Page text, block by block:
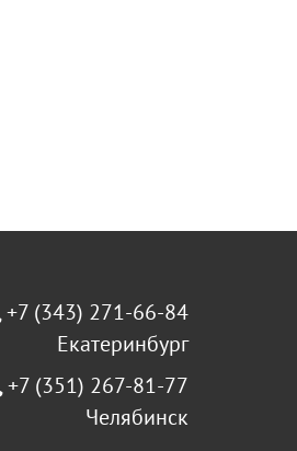
+7 (343) 271-66-84
Екатеринбург
+7 (351) 267-81-77
Челябинск